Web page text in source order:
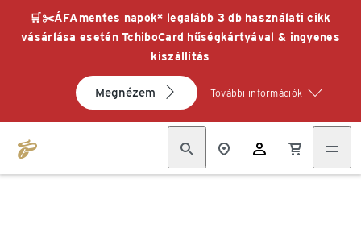
🛒✂️ÁFAmentes napok* legalább 3 db használati cikk
vásárlása esetén TchiboCard hűségkártyával & ingyenes
kiszállítás
Megnézem További információk